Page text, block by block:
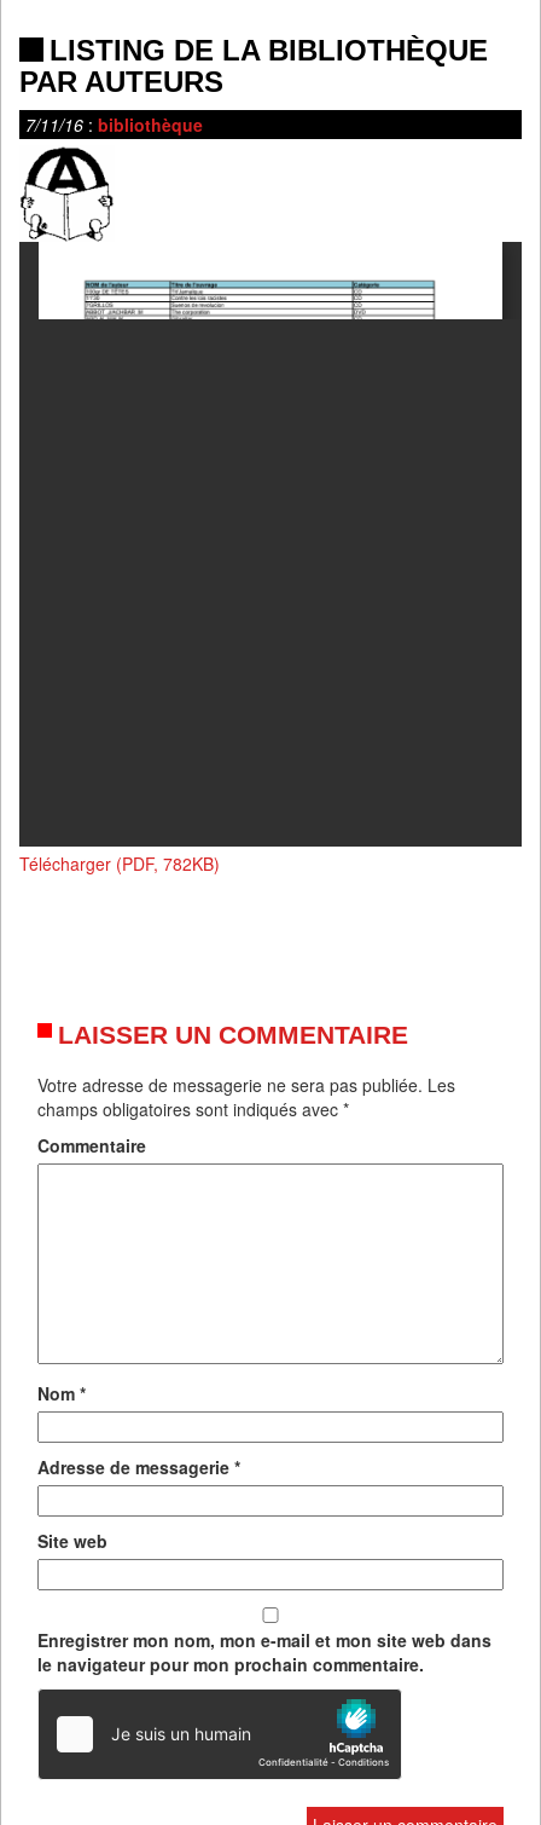
LISTING DE LA BIBLIOTHÈQUE
PAR AUTEURS
7/11/16 : bibliothèque
Télécharger (PDF, 782KB)
LAISSER UN COMMENTAIRE
Votre adresse de messagerie ne sera pas publiée. Les
champs obligatoires sont indiqués avec *
Commentaire
Nom *
Adresse de messagerie *
Site web
Enregistrer mon nom, mon e-mail et mon site web dans
le navigateur pour mon prochain commentaire.